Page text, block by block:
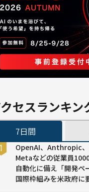
セスランキン
7日間
OpenAI、Anthropic、
Metaなどの従業員
自動化に備え「開発ペ
国際枠組みを米政府に